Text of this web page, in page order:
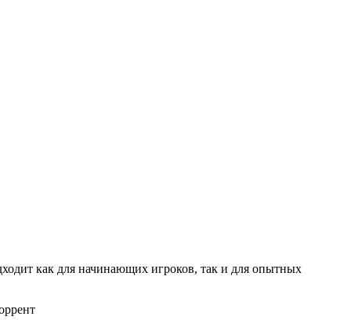
как для начинающих игроков, так и для опытных